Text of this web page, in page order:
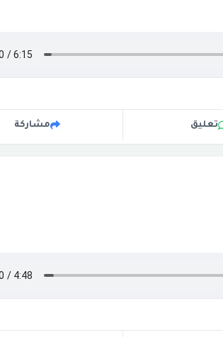
تعليق مشاركة